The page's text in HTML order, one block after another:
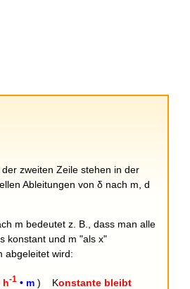
zweiten Zeile stehen in der
Ableitungen von δ nach m, d
m bedeutet z. B., dass man alle
konstant und m "als x"
abgeleitet wird:
h-1 • m ) Konstante bleibt